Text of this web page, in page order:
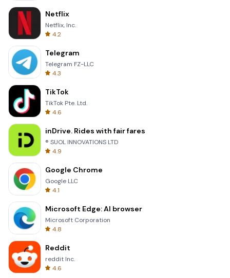
Netflix
Netflix, Inc.
4.2
Telegram
Telegram FZ-LLC
4.3
TikTok
TikTok Pte. Ltd.
4.6
inDrive. Rides with fair fares
® SUOL INNOVATIONS LTD
4.9
Google Chrome
Google LLC
4.1
Microsoft Edge: AI browser
Microsoft Corporation
4.8
Reddit
reddit Inc.
4.6